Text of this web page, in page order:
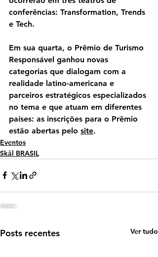
conferências: Transformation, Trends
e Tech.
Em sua quarta, o Prêmio de Turismo
Responsável ganhou novas
categorias que dialogam com a
realidade latino-americana e
parceiros estratégicos especializados
no tema e que atuam em diferentes
países: as inscrições para o Prêmio
estão abertas pelo site.
Eventos
Skål BRASIL
Posts recentes Ver tudo